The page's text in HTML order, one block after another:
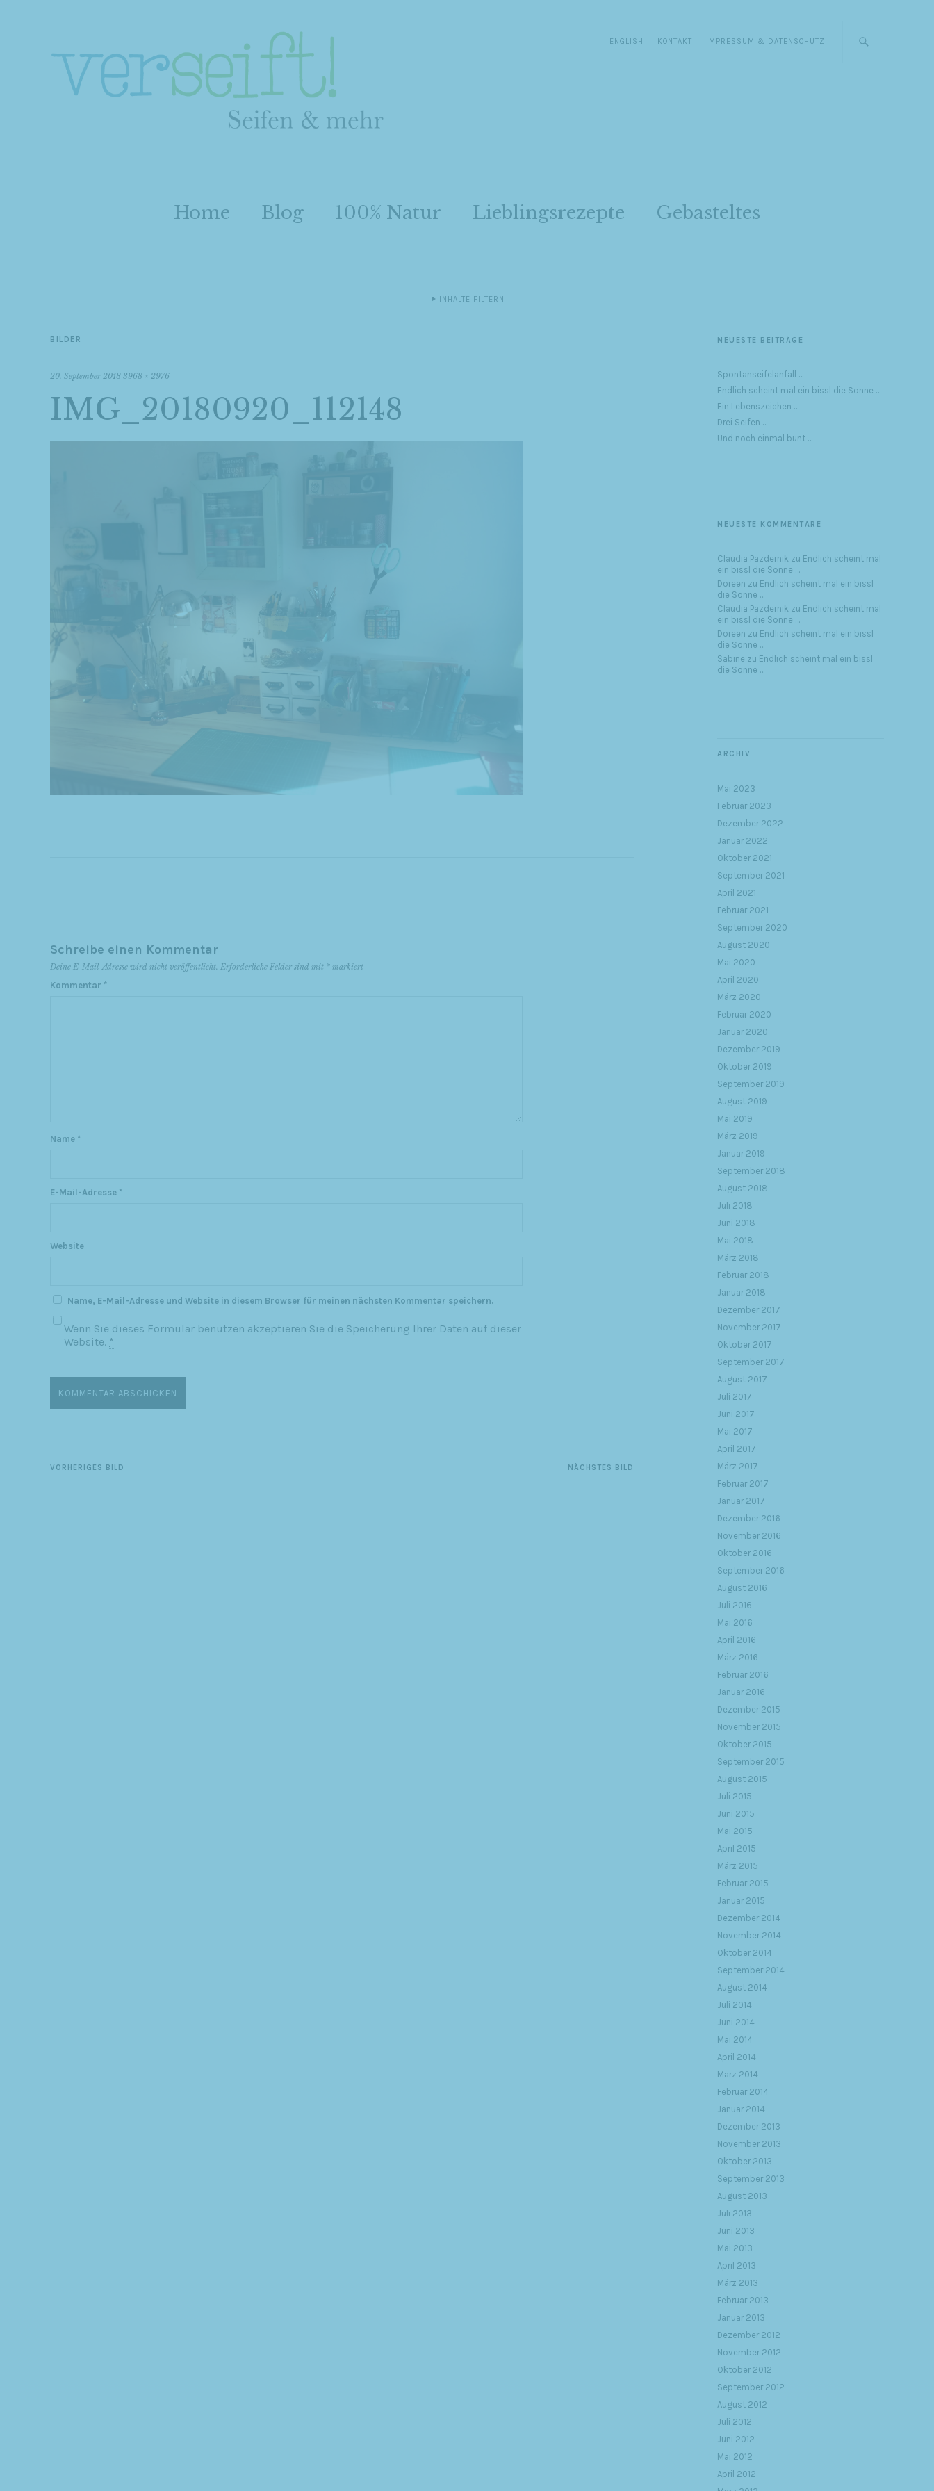
ENGLISH KONTAKT IMPRESSUM & DATENSCHUTZ
Home Blog 100% Natur Lieblingsrezepte Gebasteltes
INHALTE FILTERN
BILDER
20. September 2018 3968 × 2976
IMG_20180920_112148
Schreibe einen Kommentar
Deine E-Mail-Adresse wird nicht veröffentlicht. Erforderliche Felder sind mit * markiert
Kommentar *
Name *
E-Mail-Adresse *
Website
Name, E-Mail-Adresse und Website in diesem Browser für meinen nächsten Kommentar speichern.
Wenn Sie dieses Formular benützen akzeptieren Sie die Speicherung Ihrer Daten auf dieser
Website. *
NÄCHSTES BILD
VORHERIGES BILD
NEUESTE BEITRÄGE
Spontanseifelanfall …
Endlich scheint mal ein bissl die Sonne …
Ein Lebenszeichen …
Drei Seifen …
Und noch einmal bunt …
NEUESTE KOMMENTARE
Claudia Pazdernik zu Endlich scheint mal
ein bissl die Sonne …
Doreen zu Endlich scheint mal ein bissl
die Sonne …
Claudia Pazdernik zu Endlich scheint mal
ein bissl die Sonne …
Doreen zu Endlich scheint mal ein bissl
die Sonne …
Sabine zu Endlich scheint mal ein bissl
die Sonne …
ARCHIV
Mai 2023
Februar 2023
Dezember 2022
Januar 2022
Oktober 2021
September 2021
April 2021
Februar 2021
September 2020
August 2020
Mai 2020
April 2020
März 2020
Februar 2020
Januar 2020
Dezember 2019
Oktober 2019
September 2019
August 2019
Mai 2019
März 2019
Januar 2019
September 2018
August 2018
Juli 2018
Juni 2018
Mai 2018
März 2018
Februar 2018
Januar 2018
Dezember 2017
November 2017
Oktober 2017
September 2017
August 2017
Juli 2017
Juni 2017
Mai 2017
April 2017
März 2017
Februar 2017
Januar 2017
Dezember 2016
November 2016
Oktober 2016
September 2016
August 2016
Juli 2016
Mai 2016
April 2016
März 2016
Februar 2016
Januar 2016
Dezember 2015
November 2015
Oktober 2015
September 2015
August 2015
Juli 2015
Juni 2015
Mai 2015
April 2015
März 2015
Februar 2015
Januar 2015
Dezember 2014
November 2014
Oktober 2014
September 2014
August 2014
Juli 2014
Juni 2014
Mai 2014
April 2014
März 2014
Februar 2014
Januar 2014
Dezember 2013
November 2013
Oktober 2013
September 2013
August 2013
Juli 2013
Juni 2013
Mai 2013
April 2013
März 2013
Februar 2013
Januar 2013
Dezember 2012
November 2012
Oktober 2012
September 2012
August 2012
Juli 2012
Juni 2012
Mai 2012
April 2012